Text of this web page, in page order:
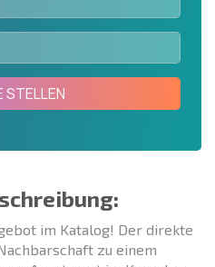
STELLEN
im Katalog! Der direkte
zu einem